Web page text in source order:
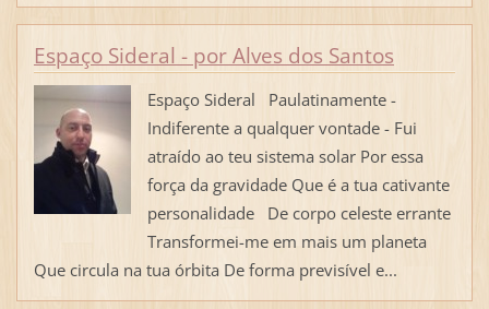
Espaço Sideral - por Alves dos Santos
Espaço Sideral Paulatinamente -
Indiferente a qualquer vontade - Fui
atraído ao teu sistema solar Por essa
força da gravidade Que é a tua cativante
personalidade De corpo celeste errante
Transformei-me em mais um planeta
Que circula na tua órbita De forma previsível e...